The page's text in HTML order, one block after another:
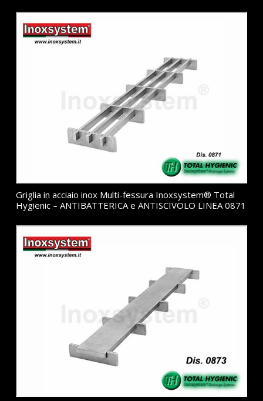
Griglia in acciaio inox Multi-fessura Inoxsystem® Total
Hygienic – ANTIBATTERICA e ANTISCIVOLO LINEA 0871